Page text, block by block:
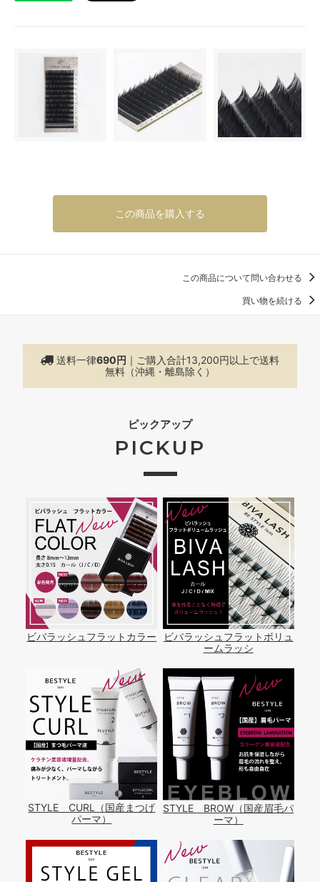
この商品を購入する
この商品について問い合わせる
買い物を続ける
送料一律690円 ｜ご購入合計13,200円以上で送料
無料（沖縄・離島除く）
ピックアップ
PICKUP
ビバラッシュフラットカラー
ビバラッシュフラットボリュ
ームラッシ
STYLE CURL（国産まつげ
パーマ）
STYLE BROW（国産眉毛パ
ーマ）